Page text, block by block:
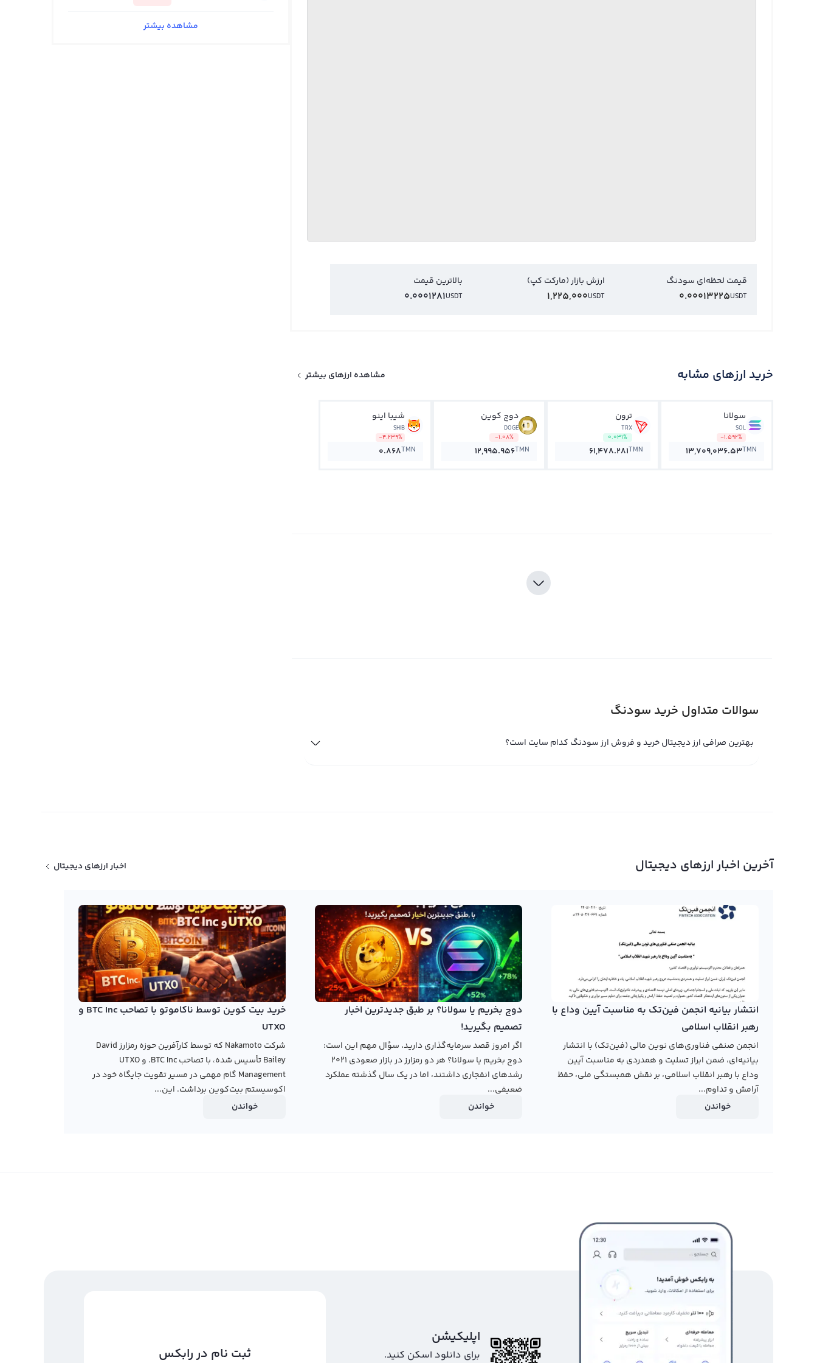
قیمت لحظه‌ای سودنگ
USDT
0.00013225
ارزش بازار (مارکت کپ)
USDT
1,225,000
بالاترین قیمت
USDT
0.0001281
خرید ارزهای مشابه مشاهده ارزهای بیشتر
سولانا
SOL
-1.592%
13,709,036.53TMN
ترون
TRX
0.031%
61,478.281TMN
دوج کوین
DOGE
-1.08%
12,995.956TMN
شیبا اینو
SHIB
-4.239%
0.868TMN
سوالات متداول خرید سودنگ
بهترین صرافی ارز دیجیتال خرید و فروش ارز سودنگ کدام سایت است؟
آخرین اخبار ارزهای دیجیتال اخبار ارزهای دیجیتال
انتشار بیانیه انجمن فین‌تک به مناسبت آیین وداع با
رهبر انقلاب اسلامی
انجمن صنفی فناوری‌های نوین مالی (فین‌تک) با انتشار
بیانیه‌ای، ضمن ابراز تسلیت و همدردی به مناسبت آیین
وداع با رهبر انقلاب اسلامی، بر نقش همبستگی ملی، حفظ
آرامش و تداوم...
خواندن
دوج بخریم یا سولانا؟ بر طبق جدیدترین اخبار
تصمیم بگیرید!
اگر امروز قصد سرمایه‌گذاری دارید، سؤال مهم این است:
دوج بخریم یا سولانا؟ هر دو رمزارز در بازار صعودی ۲۰۲۱
رشدهای انفجاری داشتند، اما در یک سال گذشته عملکرد
ضعیفی...
خواندن
خرید بیت کوین توسط ناکاموتو با تصاحب BTC Inc و
UTXO
شرکت Nakamoto که توسط کارآفرین حوزه رمزارز David
Bailey تأسیس شده، با تصاحب BTC Inc. و UTXO
Management گام مهمی در مسیر تقویت جایگاه خود در
اکوسیستم بیت‌کوین برداشت. این...
خواندن
اپلیکیشن
برای دانلود اسکن کنید. ثبت نام در رابکس
مشاهده بیشتر